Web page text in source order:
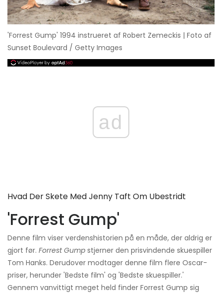
'Forrest Gump' 1994 instrueret af Robert Zemeckis | Foto af
Sunset Boulevard / Getty Images
ad
Hvad Der Skete Med Jenny Taft Om Ubestridt
'Forrest Gump'
Denne film viser verdenshistorien på en måde, der aldrig er
gjort før. Forrest Gump stjerner den prisvindende skuespiller
Tom Hanks. Derudover modtager denne film flere Oscar-
priser, herunder 'Bedste film' og 'Bedste skuespiller.'
Gennem vanvittigt meget held finder Forrest Gump sig